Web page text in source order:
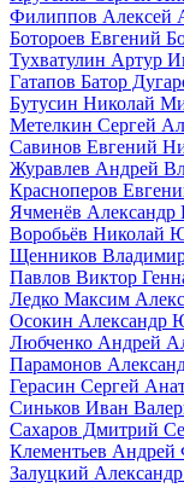
Филиппов Алексей
Ботороев Евгений
Тухватулин Артур
Гатапов Батор
Бутусин Николай
Метелкин Сергей
Савинов Евгений
Журавлев Андрей
Красноперов
Ячменёв Александр
Воробьёв Николай
Щенников
Павлов Виктор
Ледко Максим
Осокин Александр
Любченко Андрей
Парамонов
Герасин Сергей
Синьков Иван
Сахаров Дмитрий
Клементьев Андрей
Залуцкий